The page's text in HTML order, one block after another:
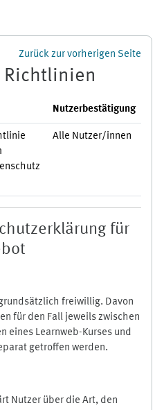
Zurück zur vorherigen Seite
Richtlinien
Nutzerbestätigung
Alle Nutzer/innen
für
freiwillig. Davon
für den Fall jeweils zwischen
eines Learnweb-Kurses und
getroffen werden.
Nutzer über die Art, den